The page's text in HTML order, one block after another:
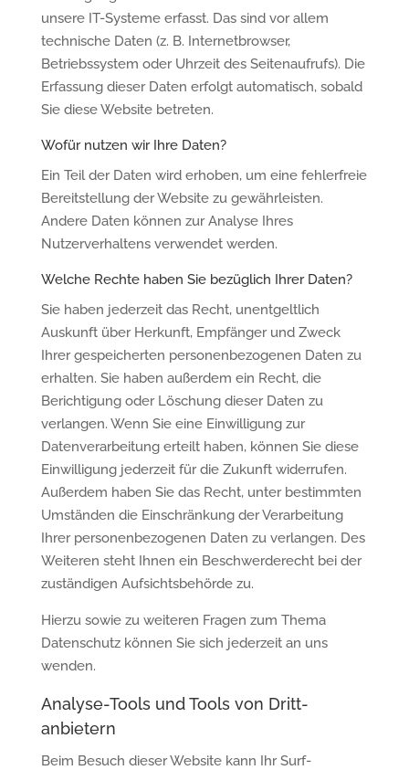
unsere IT-Systeme erfasst. Das sind vor allem
technische Daten (z. B. Internetbrowser,
Betriebssystem oder Uhrzeit des Seitenaufrufs). Die
Erfassung dieser Daten erfolgt automatisch, sobald
Sie diese Website betreten.
Wofür nutzen wir Ihre Daten?
Ein Teil der Daten wird erhoben, um eine fehlerfreie
Bereitstellung der Website zu gewährleisten.
Andere Daten können zur Analyse Ihres
Nutzerverhaltens verwendet werden.
Welche Rechte haben Sie bezüglich Ihrer Daten?
Sie haben jederzeit das Recht, unentgeltlich
Auskunft über Herkunft, Empfänger und Zweck
Ihrer gespeicherten personenbezogenen Daten zu
erhalten. Sie haben außerdem ein Recht, die
Berichtigung oder Löschung dieser Daten zu
verlangen. Wenn Sie eine Einwilligung zur
Datenverarbeitung erteilt haben, können Sie diese
Einwilligung jederzeit für die Zukunft widerrufen.
Außerdem haben Sie das Recht, unter bestimmten
Umständen die Einschränkung der Verarbeitung
Ihrer personenbezogenen Daten zu verlangen. Des
Weiteren steht Ihnen ein Beschwerderecht bei der
zuständigen Aufsichtsbehörde zu.
Hierzu sowie zu weiteren Fragen zum Thema
Datenschutz können Sie sich jederzeit an uns
wenden.
Analyse-Tools und Tools von Dritt­
anbietern
Beim Besuch dieser Website kann Ihr Surf-